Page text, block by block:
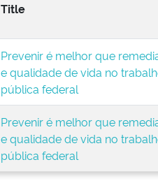
Title
Prevenir é melhor que
e qualidade de vida no
pública federal
Prevenir é melhor que
e qualidade de vida no
pública federal